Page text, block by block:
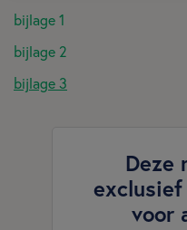
bijlage 1
bijlage 2
bijlage 3
Deze
voor